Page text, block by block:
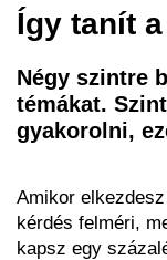
Így tanít a
Négy szintre
témákat.
gyakorolni,
Amikor
kérdés felméri,
kapsz egy